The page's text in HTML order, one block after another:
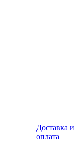
Доставка и
оплата